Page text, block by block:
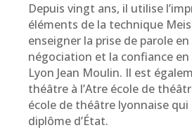
Depuis vingt ans, il utilise
éléments de la technique
enseigner la prise de parole en
négociation et la confiance en
Lyon Jean Moulin. Il est
théâtre à l’Atre école de
école de théâtre lyonnaise qui
diplôme d’État.